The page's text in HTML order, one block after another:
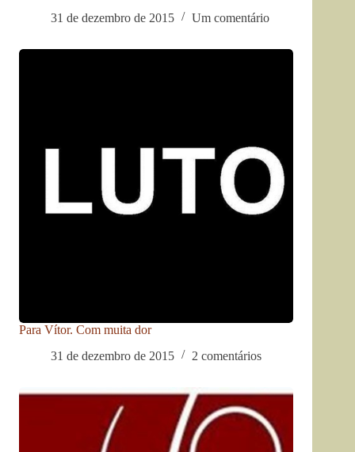
31 de dezembro de 2015
Um comentário
Para Vítor. Com muita dor
31 de dezembro de 2015
2 comentários